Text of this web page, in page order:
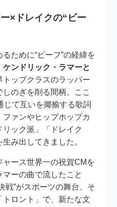
×ドレイクの“ビー
ために“ビーフ”の経緯を
ケンドリック・ラマーと
トップクラスのラッパー
のぎを削る間柄。ここ
て互いを揶揄する歌詞
ァンやヒップホップカ
ック派」「ドレイク
み出してきました。
ース世界一の祝賀CMを
ーの曲で流したこと
戦”がスポーツの舞台、そ
ロント」で、新たな文